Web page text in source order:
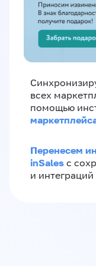
всех
помощью
Перенесем
inSales с
и интеграций